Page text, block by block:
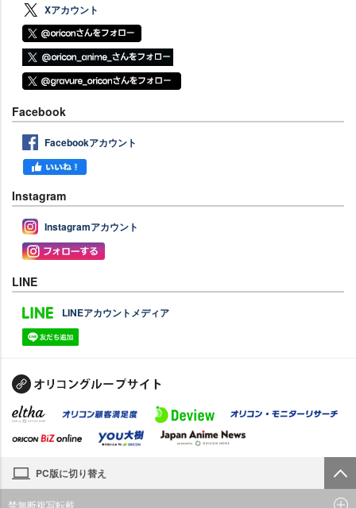
Xアカウント
Facebook
Facebookアカウント
Instagram
Instagramアカウント
LINE
LINEアカウントメディア
PC版に切り替え
禁無断複写転載